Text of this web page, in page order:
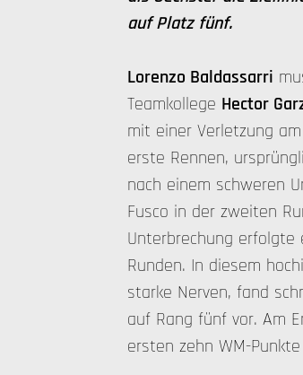
auf Platz fünf.
Lorenzo Baldassarri
Teamkollege Hector
mit einer Verletzung
erste Rennen,
nach einem schweren
Fusco in der zweiten
Unterbrechung
Runden. In diesem
starke Nerven, fand
auf Rang fünf vor. Am
ersten zehn WM-